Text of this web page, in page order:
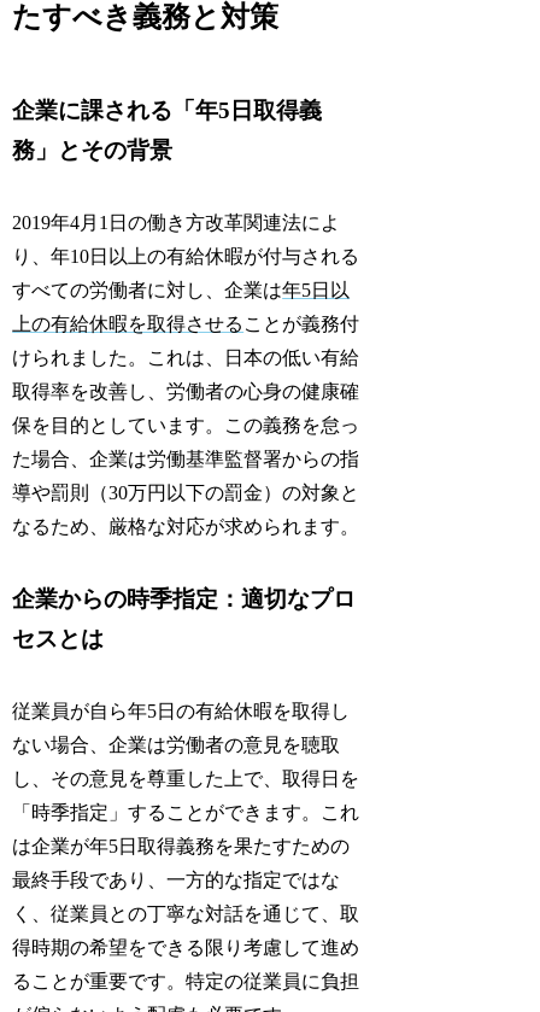
たすべき義務と対策
企業に課される「年5日取得義
務」とその背景
2019年4月1日の働き方改革関連法によ
り、年10日以上の有給休暇が付与される
すべての労働者に対し、企業は年5日以
上の有給休暇を取得させる ことが義務付
けられました。これは、日本の低い有給
取得率を改善し、労働者の心身の健康確
保を目的としています。この義務を怠っ
た場合、企業は労働基準監督署からの指
導や罰則（30万円以下の罰金）の対象と
なるため、厳格な対応が求められます。
企業からの時季指定：適切なプロ
セスとは
従業員が自ら年5日の有給休暇を取得し
ない場合、企業は労働者の意見を聴取
し、その意見を尊重した上で、取得日を
「時季指定」することができます。これ
は企業が年5日取得義務を果たすための
最終手段であり、一方的な指定ではな
く、従業員との丁寧な対話を通じて、取
得時期の希望をできる限り考慮して進め
ることが重要です。特定の従業員に負担